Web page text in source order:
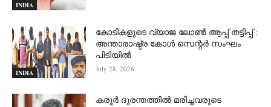
INDIA
INDIA
കോടികളുടെ വ്യാജ ലോൺ ആപ്പ് തട്ടിപ്പ് :
അന്താരാഷ്ട്ര കോൾ സെന്റർ സംഘം
പിടിയില്‍
July 28, 2026
കരൂർ ദുരന്തത്തിൽ മരിച്ചവരുടെ